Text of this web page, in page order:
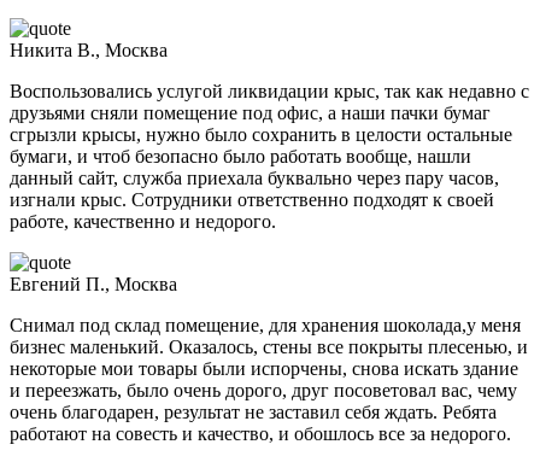
Никита В., Москва
Воспользовались услугой ликвидации крыс, так как недавно с
друзьями сняли помещение под офис, а наши пачки бумаг
сгрызли крысы, нужно было сохранить в целости остальные
бумаги, и чтоб безопасно было работать вообще, нашли
данный сайт, служба приехала буквально через пару часов,
изгнали крыс. Сотрудники ответственно подходят к своей
работе, качественно и недорого.
Евгений П., Москва
Снимал под склад помещение, для хранения шоколада,у меня
бизнес маленький. Оказалось, стены все покрыты плесенью, и
некоторые мои товары были испорчены, снова искать здание
и переезжать, было очень дорого, друг посоветовал вас, чему
очень благодарен, результат не заставил себя ждать. Ребята
работают на совесть и качество, и обошлось все за недорого.